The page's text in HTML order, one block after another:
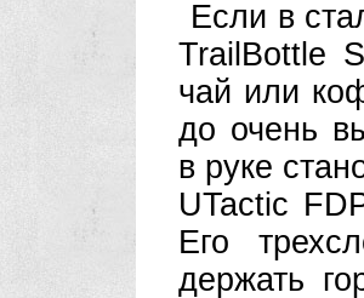
Если в
TrailBottle
чай или
до очень
в руке
UTactic
Его
держать